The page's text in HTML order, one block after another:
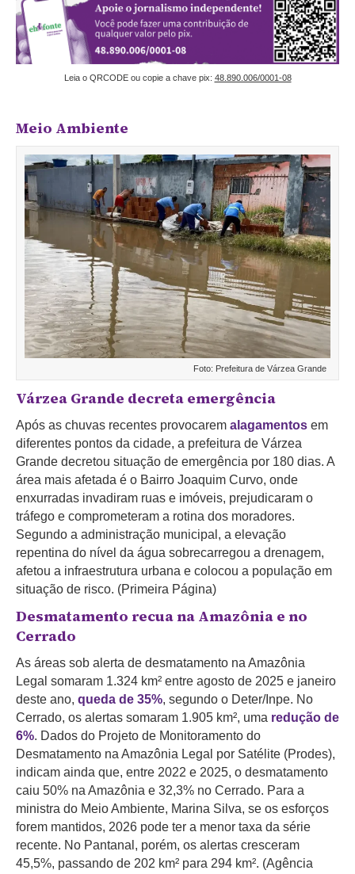
Leia o QRCODE ou copie a chave pix: 48.890.006/0001-08
Meio Ambiente
Foto: Prefeitura de Várzea Grande
Várzea Grande decreta emergência
Após as chuvas recentes provocarem alagamentos em
diferentes pontos da cidade, a prefeitura de Várzea
Grande decretou situação de emergência por 180 dias. A
área mais afetada é o Bairro Joaquim Curvo, onde
enxurradas invadiram ruas e imóveis, prejudicaram o
tráfego e comprometeram a rotina dos moradores.
Segundo a administração municipal, a elevação
repentina do nível da água sobrecarregou a drenagem,
afetou a infraestrutura urbana e colocou a população em
situação de risco. (Primeira Página)
Desmatamento recua na Amazônia e no
Cerrado
As áreas sob alerta de desmatamento na Amazônia
Legal somaram 1.324 km² entre agosto de 2025 e janeiro
deste ano, queda de 35%, segundo o Deter/Inpe. No
Cerrado, os alertas somaram 1.905 km², uma redução de
6%. Dados do Projeto de Monitoramento do
Desmatamento na Amazônia Legal por Satélite (Prodes),
indicam ainda que, entre 2022 e 2025, o desmatamento
caiu 50% na Amazônia e 32,3% no Cerrado. Para a
ministra do Meio Ambiente, Marina Silva, se os esforços
forem mantidos, 2026 pode ter a menor taxa da série
recente. No Pantanal, porém, os alertas cresceram
45,5%, passando de 202 km² para 294 km². (Agência